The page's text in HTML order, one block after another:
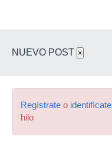
NUEVO POST ×
Regístrate o identifícate
hilo